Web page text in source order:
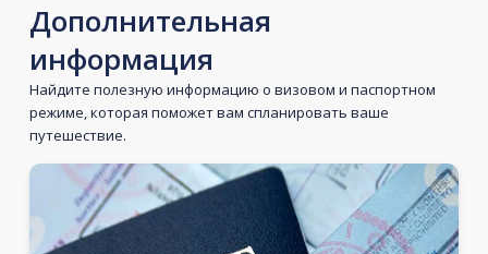
Дополнительная
информация
Найдите полезную информацию о визовом и паспортном
режиме, которая поможет вам спланировать ваше
путешествие.